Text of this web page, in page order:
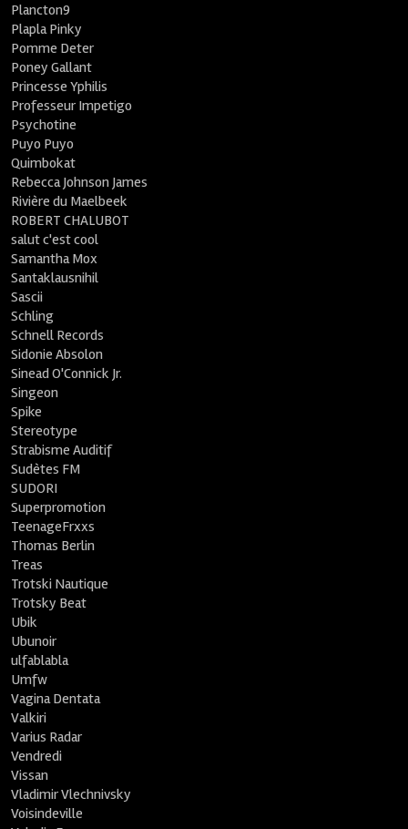
Plancton9
Plapla Pinky
Pomme Deter
Poney Gallant
Princesse Yphilis
Professeur Impetigo
Psychotine
Puyo Puyo
Quimbokat
Rebecca Johnson James
Rivière du Maelbeek
ROBERT CHALUBOT
salut c'est cool
Samantha Mox
Santaklausnihil
Sascii
Schling
Schnell Records
Sidonie Absolon
Sinead O'Connick Jr.
Singeon
Spike
Stereotype
Strabisme Auditif
Sudètes FM
SUDORI
Superpromotion
TeenageFrxxs
Thomas Berlin
Treas
Trotski Nautique
Trotsky Beat
Ubik
Ubunoir
ulfablabla
Umfw
Vagina Dentata
Valkiri
Varius Radar
Vendredi
Vissan
Vladimir Vlechnivsky
Voisindeville